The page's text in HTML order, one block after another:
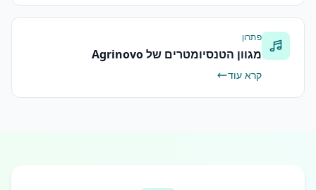
פתרון
מגוון הטנסיומטרים של Agrinovo
קרא עוד